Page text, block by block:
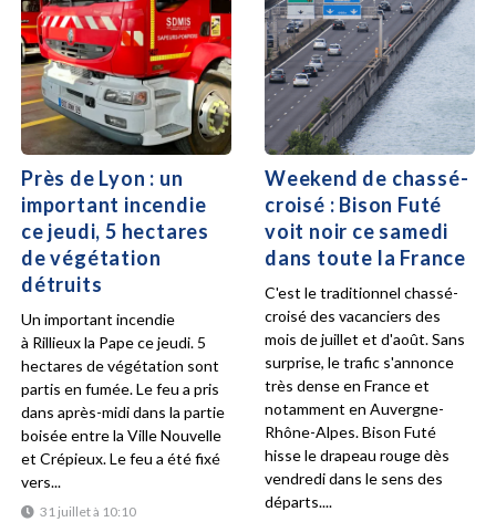
Près de Lyon : un
important incendie
ce jeudi, 5 hectares
de végétation
détruits
31 juillet à 10:10
Un important incendie
à Rillieux la Pape ce jeudi. 5
hectares de végétation sont
partis en fumée. Le feu a pris
dans après-midi dans la partie
boisée entre la Ville Nouvelle
et Crépieux. Le feu a été fixé
vers...
Weekend de chassé-
croisé : Bison Futé
voit noir ce samedi
dans toute la France
C'est le traditionnel chassé-
croisé des vacanciers des
mois de juillet et d'août. Sans
surprise, le trafic s'annonce
très dense en France et
notamment en Auvergne-
Rhône-Alpes. Bison Futé
hisse le drapeau rouge dès
vendredi dans le sens des
départs....